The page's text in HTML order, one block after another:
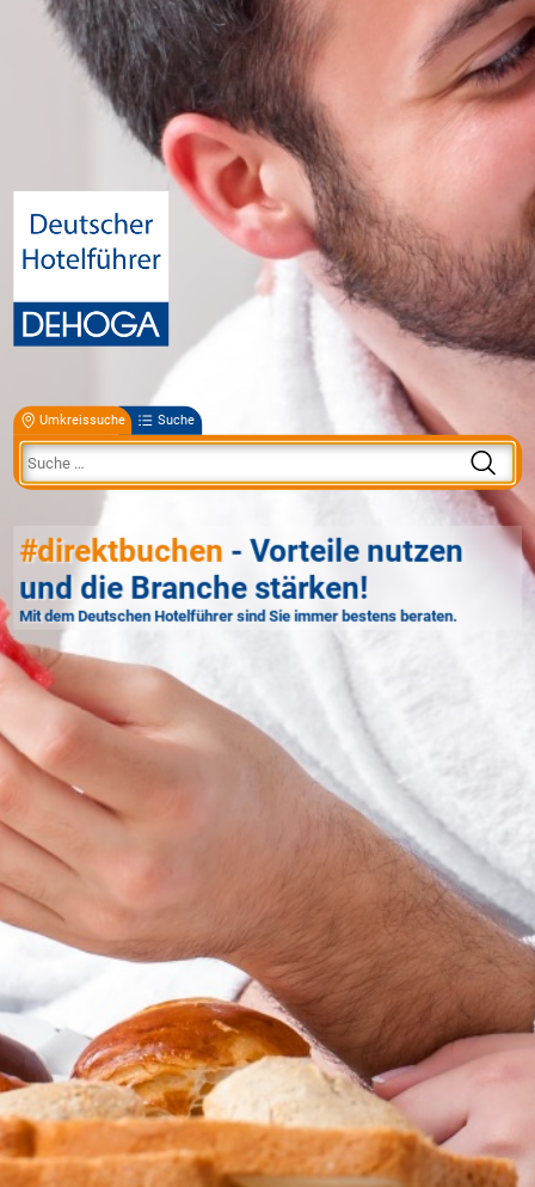
Umkreissuche Suche
#direktbuchen - Vorteile nutzen
und die Branche stärken!
Mit dem Deutschen Hotelführer sind Sie immer bestens beraten.